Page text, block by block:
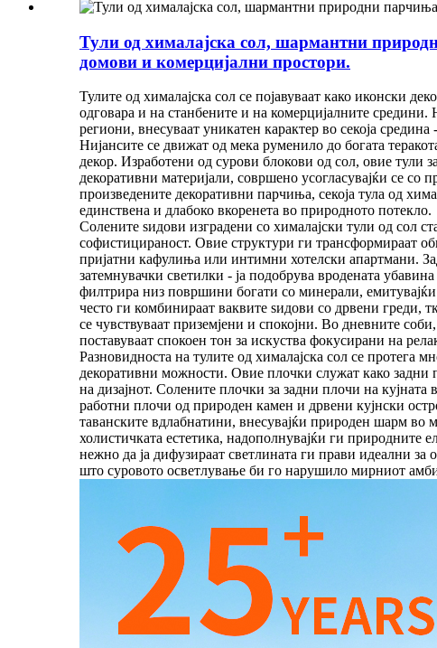
Тули од хималајска сол, шармантни
домови и комерцијални простори.
Тулите од хималајска сол се појавуваат како иконски
одговара и на станбените и на комерцијалните
региони, внесуваат уникатен карактер во секоја
Нијансите се движат од мека руменило до богата
декор. Изработени од сурови блокови од сол, овие тули
декоративни материјали, совршено усогласувајќи се
произведените декоративни парчиња, секоја тула од
единствена и длабоко вкоренета во природното потекло.
Солените ѕидови изградени со хималајски тули од сол
софистицираност. Овие структури ги трансформираат
пријатни кафулиња или интимни хотелски апартмани.
затемнувачки светилки - ја подобрува вродената
филтрира низ површини богати со минерали,
често ги комбинираат ваквите ѕидови со дрвени греди,
се чувствуваат приземјени и спокојни. Во дневните
поставуваат спокоен тон за искуства фокусирани на
Разновидноста на тулите од хималајска сол се протега
декоративни можности. Овие плочки служат како задни
на дизајнот. Солените плочки за задни плочи на
работни плочи од природен камен и дрвени кујнски
таванските вдлабнатини, внесувајќи природен шарм во
холистичката естетика, надополнувајќи ги природните
нежно да ја дифузираат светлината ги прави идеални за
што суровото осветлување би го нарушило мирниот